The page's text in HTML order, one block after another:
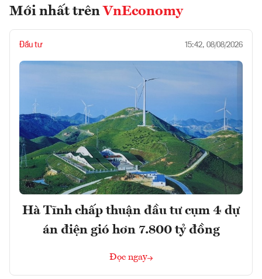
Mới nhất trên VnEconomy
Đầu tư 15:42, 08/08/2026
Hà Tĩnh chấp thuận đầu tư cụm 4 dự
án điện gió hơn 7.800 tỷ đồng
Đọc ngay